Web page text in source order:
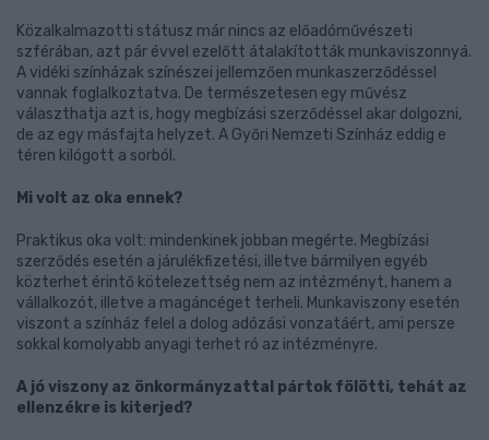
Közalkalmazotti státusz már nincs az előadóművészeti
szférában, azt pár évvel ezelőtt átalakították munkaviszonnyá.
A vidéki színházak színészei jellemzően munkaszerződéssel
vannak foglalkoztatva. De természetesen egy művész
választhatja azt is, hogy megbízási szerződéssel akar dolgozni,
de az egy másfajta helyzet. A Győri Nemzeti Színház eddig e
téren kilógott a sorból.
Mi volt az oka ennek?
Praktikus oka volt: mindenkinek jobban megérte. Megbízási
szerződés esetén a járulékfizetési, illetve bármilyen egyéb
közterhet érintő kötelezettség nem az intézményt, hanem a
vállalkozót, illetve a magáncéget terheli. Munkaviszony esetén
viszont a színház felel a dolog adózási vonzatáért, ami persze
sokkal komolyabb anyagi terhet ró az intézményre.
A jó viszony az önkormányzattal pártok fölötti, tehát az
ellenzékre is kiterjed?